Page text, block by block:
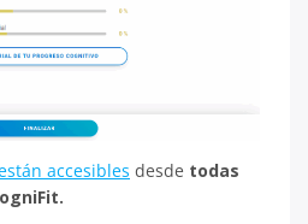
accesibles desde todas